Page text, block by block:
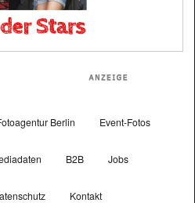
Berlin Event-Fotos
B2B Jobs
Kontakt